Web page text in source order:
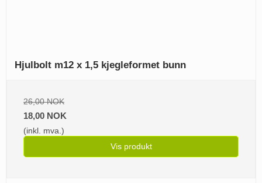
Hjulbolt m12 x 1,5 kjegleformet bunn
26,00 NOK
18,00 NOK
(inkl. mva.)
Vis produkt